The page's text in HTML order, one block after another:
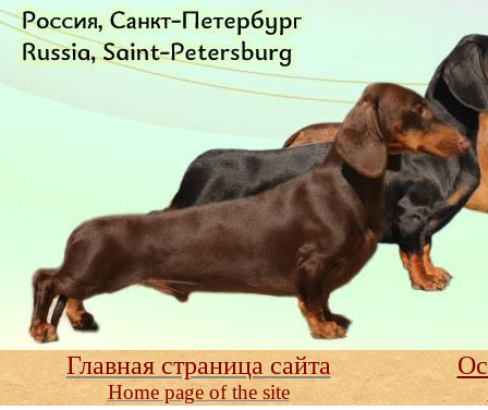
Главная страница сайта
Home page of the site